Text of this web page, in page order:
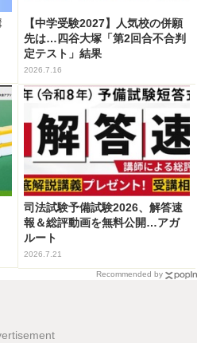
【中学受験2027】人気校の併願
先は…四谷大塚「第2回合不合判
定テスト」結果
2026.7.16
司法試験予備試験2026、解答速
報＆総評動画を無料公開…アガ
ルート
2026.7.21
Recommended by